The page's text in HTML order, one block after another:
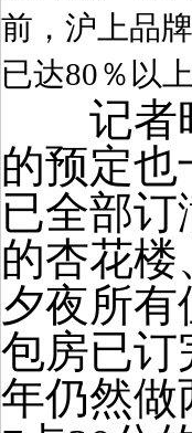
前，沪上品
已达80％以上
记者昨
的预定
已全部
的杏花
夕夜所
包房已订
年仍然做